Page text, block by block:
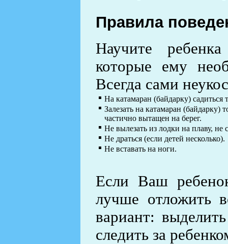
Правила
Научите
которые ему
Всегда сами
На катамаран (байдарку) садиться
Залезать на катамаран
частично вытащен на берег.
Не вылезать из лодки на плаву, не
Не драться (если детей несколько).
Не вставать на ноги.
Если Ваш
лучше отложить
вариант:
следить за